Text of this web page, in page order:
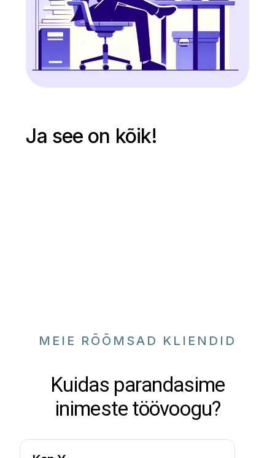
Ja see on kõik!
MEIE RÕÕMSAD KLIENDID
Kuidas parandasime
inimeste töövoogu?